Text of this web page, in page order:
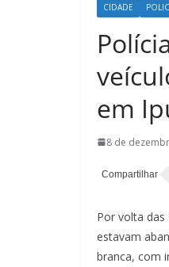
CIDADE
em
8 de
Por volta
estavam
branca, com